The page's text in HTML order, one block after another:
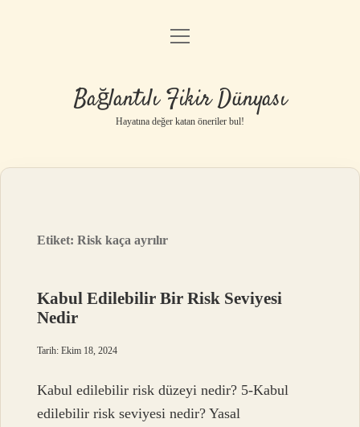
Anasayfa
Yasal Uyarı
menüyü
Bağlantılı Fikir Dünyası
Hayatına değer katan öneriler bul!
Etiket:Risk kaça ayrılır
Kabul Edilebilir Bir Risk Seviyesi
Nedir
Tarih: Ekim 18, 2024
Kabul edilebilir risk düzeyi nedir? 5-Kabul
edilebilir risk seviyesi nedir? Yasal